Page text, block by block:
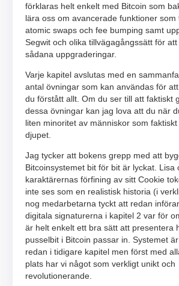
förklaras helt enkelt med Bitcoin som
lära oss om avancerade funktioner som
atomic swaps och fee bumping samt
Segwit och olika tillvägagångssätt för
sådana uppgraderingar.
Varje kapitel avslutas med en
antal övningar som kan användas för
du förstått allt. Om du ser till att faktiskt
dessa övningar kan jag lova att du när
liten minoritet av människor som
djupet.
Jag tycker att bokens grepp med att
Bitcoinsystemet bit för bit är lyckat. Lisa
karaktärernas förfining av sitt Cookie
inte ses som en realistisk historia (i
nog medarbetarna tyckt att redan
digitala signaturerna i kapitel 2 var för
är helt enkelt ett bra sätt att presentera
pusselbit i Bitcoin passar in. Systemet
redan i tidigare kapitel men först med
plats har vi något som verkligt unikt och
revolutionerande.